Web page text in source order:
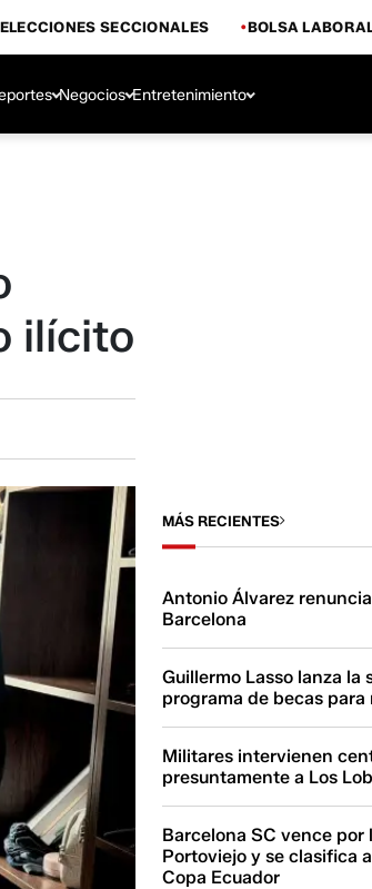
ELECCIONES SECCIONALES BOLSA
Negocios Entretenimiento
ilícito
MÁS RECIENTES
Antonio Álvarez
Barcelona
Guillermo Lasso lanza la
programa de becas
Militares intervienen
presuntamente a Los
Barcelona SC vence por
Portoviejo y se clasifica
Copa Ecuador